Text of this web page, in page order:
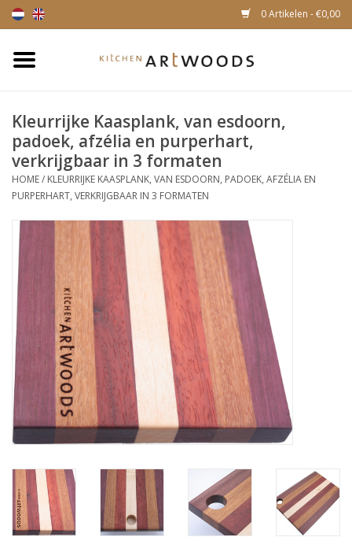
0 Artikelen - €0,00
Snijplanken
Kaasplankjes
messenhouders
Kleurrijke Kaasplank, van esdoorn,
padoek, afzélia en purperhart,
verkrijgbaar in 3 formaten
HOME/ KLEURRIJKE KAASPLANK, VAN ESDOORN, PADOEK, AFZÉLIA EN
PURPERHART, VERKRIJGBAAR IN 3 FORMATEN